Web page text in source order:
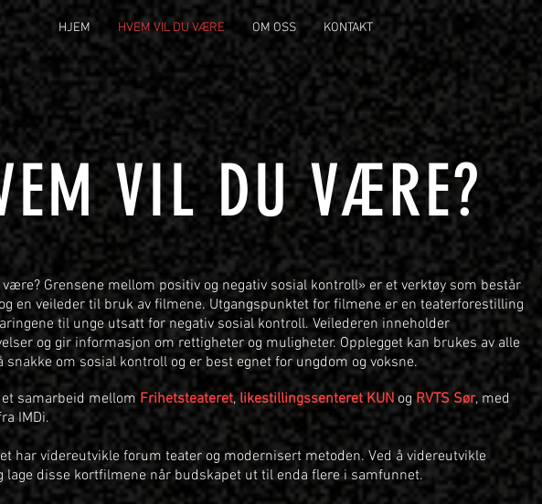
HJEM HVEM VIL DU VÆRE OM OSS KONTAKT
VIL DU VÆRE?
være? Grensene mellom positiv og negativ sosial kontroll» er et verktøy som består
en veileder til bruk av filmene. Utgangspunktet for filmene er en teaterforestilling
til unge utsatt for negativ sosial kontroll. Veilederen inneholder
og gir informasjon om rettigheter og muligheter. Opplegget kan brukes av alle
snakke om sosial kontroll og er best egnet for ungdom og voksne.
samarbeid mellom Frihetsteateret, likestillingssenteret KUN og RVTS Sør, med
IMDi.
har videreutvikle forum teater og modernisert metoden. Ved å videreutvikle
lage disse kortfilmene når budskapet ut til enda flere i samfunnet.